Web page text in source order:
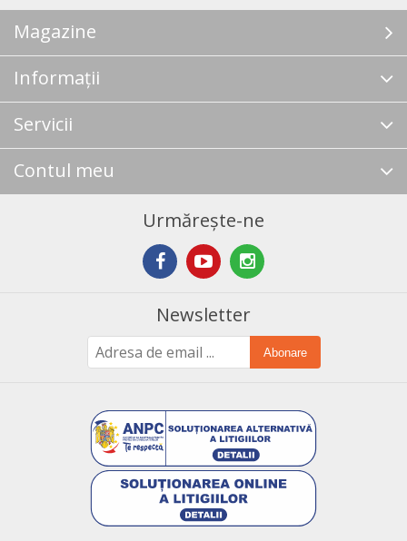
Magazine
Informații
Servicii
Contul meu
Urmărește-ne
Newsletter
Abonare